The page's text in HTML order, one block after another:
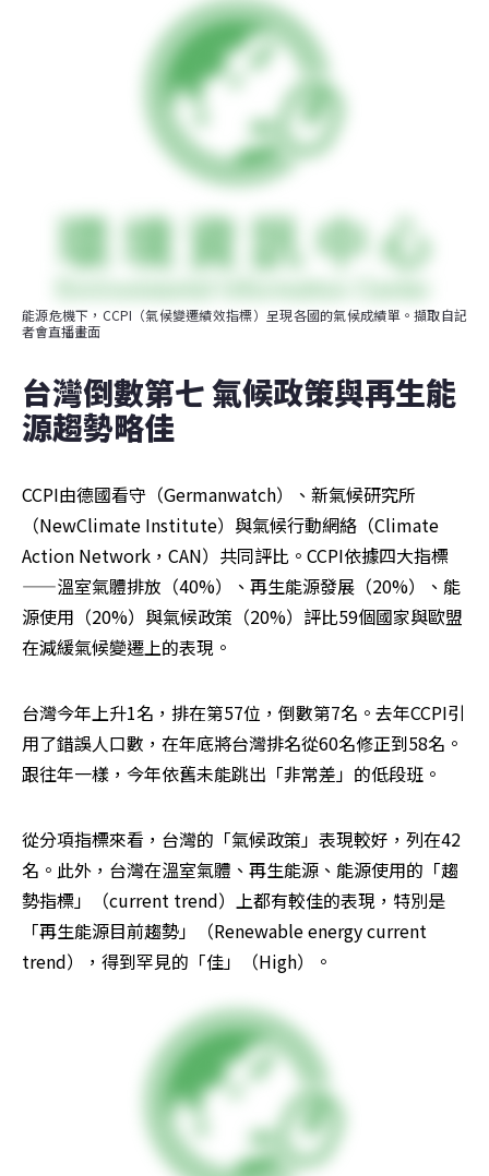
能源危機下，CCPI（氣候變遷績效指標）呈現各國的氣候成績單。擷取自記
者會直播畫面
台灣倒數第七 氣候政策與再生能
源趨勢略佳
CCPI由德國看守（Germanwatch）、新氣候研究所
（NewClimate Institute）與氣候行動網絡（Climate
Action Network，CAN）共同評比。CCPI依據四大指標
——溫室氣體排放（40%）、再生能源發展（20%）、能
源使用（20%）與氣候政策（20%）評比59個國家與歐盟
在減緩氣候變遷上的表現。
台灣今年上升1名，排在第57位，倒數第7名。去年CCPI引
用了錯誤人口數，在年底將台灣排名從60名修正到58名。
跟往年一樣，今年依舊未能跳出「非常差」的低段班。
從分項指標來看，台灣的「氣候政策」表現較好，列在42
名。此外，台灣在溫室氣體、再生能源、能源使用的「趨
勢指標」（current trend）上都有較佳的表現，特別是
「再生能源目前趨勢」（Renewable energy current
trend），得到罕見的「佳」（High）。